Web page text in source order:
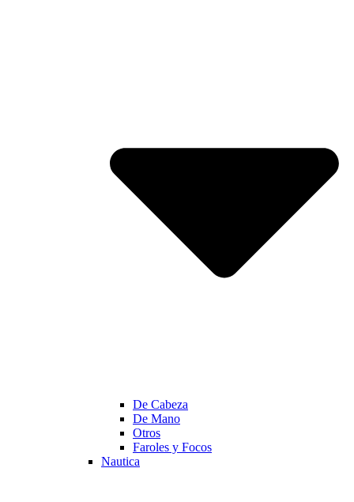
De Cabeza
De Mano
Otros
Faroles y Focos
Nautica